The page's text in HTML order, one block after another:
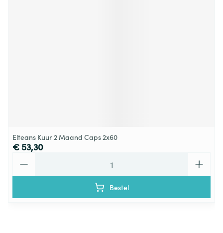
Elteans Kuur 2 Maand Caps 2x60
€ 53,30
Bestel